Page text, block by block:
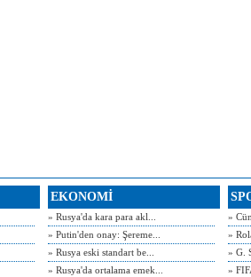
EKONOMİ
» Rusya'da kara para akl...
» Putin'den onay: Şereme...
» Rusya eski standart be...
» Rusya'da ortalama emek...
»
»
» G.
»